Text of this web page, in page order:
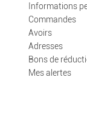
Informations
Commandes
Avoirs
Adresses
Bons de
Mes alertes